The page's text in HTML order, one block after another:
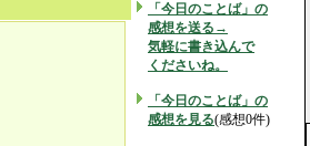
「今日のことば」の
感想を送る→
気軽に書き込んで
くださいね。
「今日のことば」の
感想を見る(感想0件)